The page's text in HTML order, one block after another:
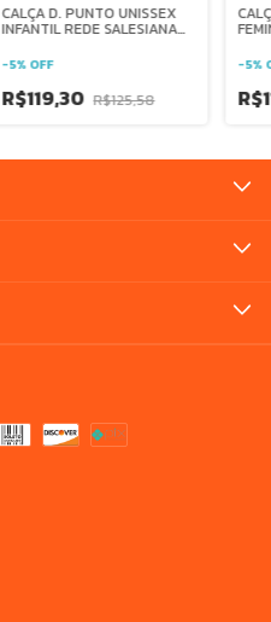
CALÇA D. PUNTO UNISSEX
INFANTIL REDE SALESIANA
-5% OFF
R$119,30 R$125,58
-5%